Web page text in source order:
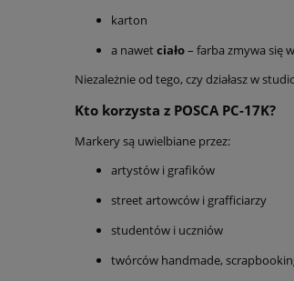
karton
a nawetciało– farba zmywa się
Niezależnie od tego, czy działasz w
Kto korzysta z POSCA PC-17K?
Markery są uwielbiane przez:
artystów i grafików
street artowców i grafficiarzy
studentów i uczniów
twórców handmade,